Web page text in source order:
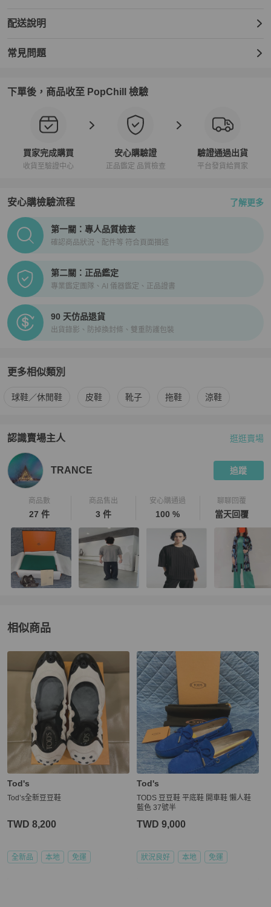
配送說明
常見問題
下單後，商品收至 PopChill 檢驗
買家完成購買
收貨至驗證中心
安心購驗證
正品鑑定 品質檢查
驗證通過出貨
平台發貨給買家
安心購檢驗流程 了解更多
PopChill拍拍圈正品驗證、安心購檢驗流程介紹
第一關：專人品質檢查
確認商品狀況、配件等 符合頁面描述
第二關：正品鑑定
專業鑑定團隊、AI 儀器鑑定、正品證書
90 天仿品退貨
出貨錄影、防掉換封條、雙重防護包裝
更多相似類別
更多Tod's男鞋相似商品推薦
球鞋／休閒鞋 皮鞋 靴子 拖鞋 涼鞋
認識賣場主人
PopChill 拍拍圈嚴選賣家
逛逛賣場
TRANCE 追蹤
商品數
27 件
商品售出
3 件
安心購通過
100 %
聊聊回覆
當天回覆
相似商品
更多相似Tod's男鞋推薦精品
Tod's
Tod’s全新豆豆鞋
TWD 8,200
全新品 本地 免運
Tod's
TODS 豆豆鞋 平底鞋 開車鞋 懶人鞋
藍色 37號半
TWD 9,000
狀況良好 本地 免運